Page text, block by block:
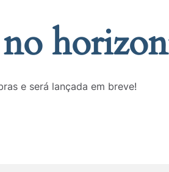
no
e será lançada em breve!